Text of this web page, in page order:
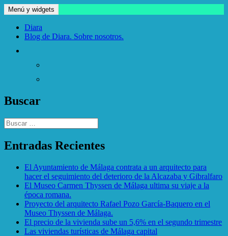
Saltar
al
contenido
blog.diara
El blog de Diara
Menú y widgets
Diara
Blog de Diara. Sobre nosotros.
Buscar
Buscar:
Entradas Recientes
El Ayuntamiento de Málaga contrata a un arquitecto para
hacer el seguimiento del deterioro de la Alcazaba y Gibralfaro
El Museo Carmen Thyssen de Málaga ultima su viaje a la
época romana.
Proyecto del arquitecto Rafael Pozo García-Baquero en el
Museo Thyssen de Málaga.
El precio de la vivienda sube un 5,6% en el segundo trimestre
Las viviendas turí­sticas de Málaga capital